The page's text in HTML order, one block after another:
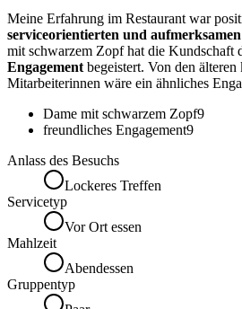
Meine Erfahrung im Restaurant war
serviceorientierten und
mit schwarzem Zopf hat die Kundschaft
Engagement begeistert. Von den
Mitarbeiterinnen wäre ein ähnliches
Dame mit schwarzem Zopf9
freundliches Engagement9
Anlass des Besuchs
Lockeres Treffen
Servicetyp
Vor Ort essen
Mahlzeit
Abendessen
Gruppentyp